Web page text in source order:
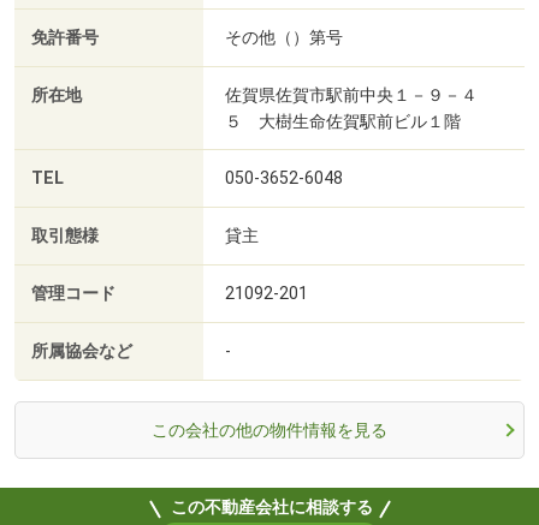
免許番号 その他（）第号
所在地
佐賀県佐賀市駅前中央１－９－４
５ 大樹生命佐賀駅前ビル１階
TEL 050-3652-6048
取引態様 貸主
管理コード 21092-201
所属協会など -
この会社の他の物件情報を見る
この不動産会社に相談する